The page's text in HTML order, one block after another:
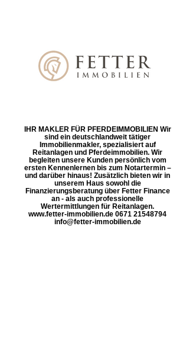
IHR MAKLER FÜR PFERDEIMMOBILIEN Wir
sind ein deutschlandweit tätiger
Immobilienmakler, spezialisiert auf
Reitanlagen und Pferdeimmobilien. Wir
begleiten unsere Kunden persönlich vom
ersten Kennenlernen bis zum Notartermin –
und darüber hinaus! Zusätzlich bieten wir in
unserem Haus sowohl die
Finanzierungsberatung über Fetter Finance
an - als auch professionelle
Wertermittlungen für Reitanlagen.
www.fetter-immobilien.de 0671 21548794
info@fetter-immobilien.de